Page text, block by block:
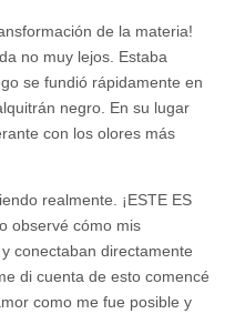
de la materia!
no muy lejos. Estaba
se fundió rápidamente en
negro. En su lugar
con los olores más
realmente. ¡ESTE ES
observé cómo mis
conectaban directamente
di cuenta de esto comencé
como me fue posible y